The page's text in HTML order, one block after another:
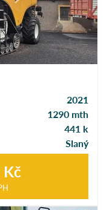
2021
1290 mth
441 k
Slaný